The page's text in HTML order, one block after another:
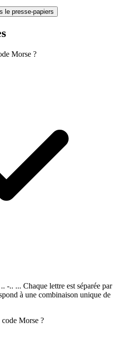
le presse-papiers
Morse ?
-.. ... Chaque lettre est séparée par
à une combinaison unique de
Morse ?